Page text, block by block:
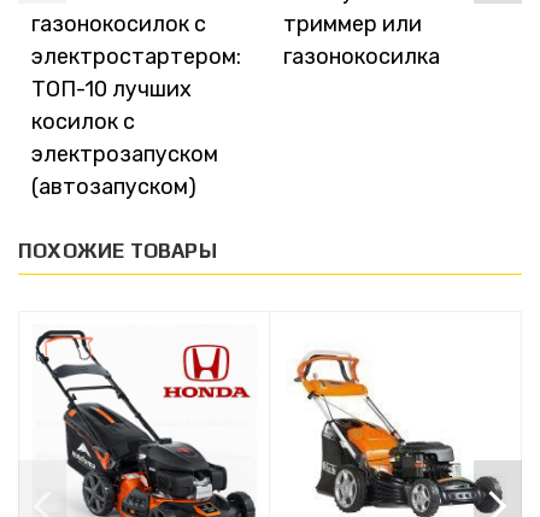
газонокосилок с
электростартером:
ТОП-10 лучших
косилок с
электрозапуском
(автозапуском)
триммер или
газонокосилка
ПОХОЖИЕ ТОВАРЫ